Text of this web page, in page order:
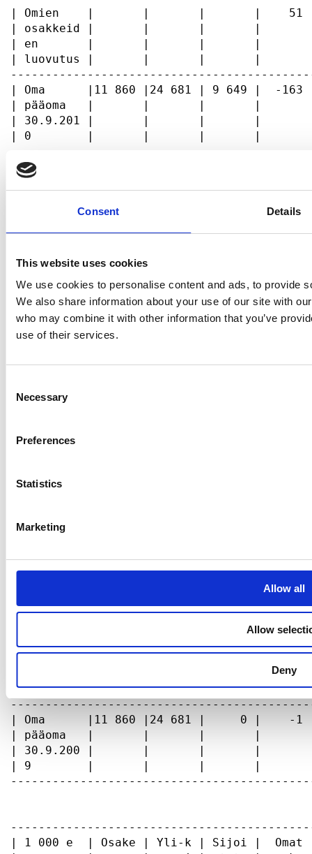
Consent Details
This website uses cookies
We use cookies to personalise content and ads, to provide
We also share information about your use of our site with
who may combine it with other information that you’ve
use of their services.
Selection
Necessary
Preferences
Statistics
Marketing
Allow all
Allow
Deny